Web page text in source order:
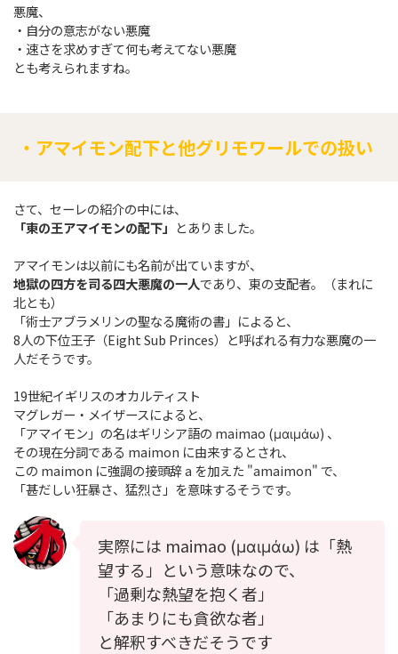
悪魔、
・自分の意志がない悪魔
・速さを求めすぎて何も考えてない悪魔
とも考えられますね。
・アマイモン配下と他グリモワールでの扱い
さて、セーレの紹介の中には、
「東の王アマイモンの配下」 とありました。
アマイモンは以前にも名前が出ていますが、
地獄の四方を司る四大悪魔の一人であり、東の支配者。（まれに
北とも）
「術士アブラメリンの聖なる魔術の書」によると、
8人の下位王子（Eight Sub Princes）と呼ばれる有力な悪魔の一
人だそうです。
19世紀イギリスのオカルティスト
マグレガー・メイザースによると、
「アマイモン」の名はギリシア語の maimao (μαιμάω) 、
その現在分詞である maimon に由来するとされ、
この maimon に強調の接頭辞 a を加えた "amaimon" で、
「甚だしい狂暴さ、猛烈さ」を意味するそうです。
実際には maimao (μαιμάω) は「熱
望する」という意味なので、
「過剰な熱望を抱く者」
「あまりにも貪欲な者」
と解釈すべきだそうです